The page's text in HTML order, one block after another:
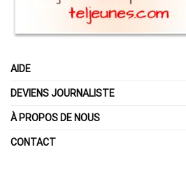
AIDE
DEVIENS JOURNALISTE
À PROPOS DE NOUS
CONTACT